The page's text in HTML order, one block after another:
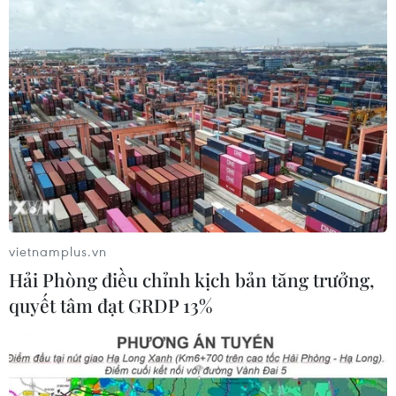
vietnamplus.vn
Hải Phòng điều chỉnh kịch bản tăng trưởng,
quyết tâm đạt GRDP 13%